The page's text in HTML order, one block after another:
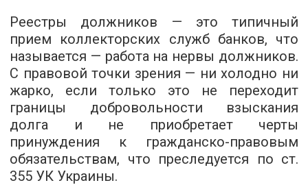
Реестры должников — это типичный
прием коллекторских служб банков, что
называется — работа на нервы должников.
С правовой точки зрения — ни холодно ни
жарко, если только это не переходит
границы добровольности взыскания
долга и не приобретает черты
принуждения к гражданско-правовым
обязательствам, что преследуется по ст.
355 УК Украины.